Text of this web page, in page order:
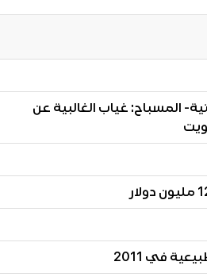
المسباح: غياب الغالبية عن